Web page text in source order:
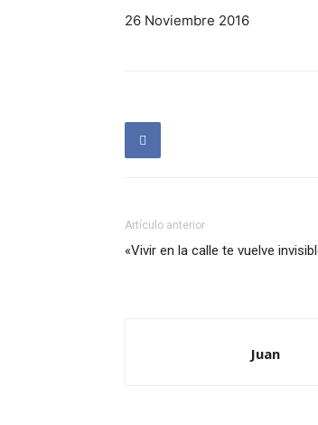
26 Noviembre 2016
Artículo anterior
«Vivir en la calle te vuelve
Juan